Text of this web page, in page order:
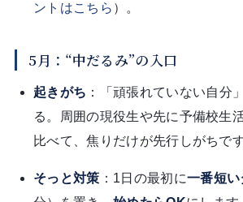
ントはこちら ）。
5月：“中だるみ”の入口
起きがち ：「頑張れていない自分
る。周囲の現役生や先に予備校生
比べて、焦りだけが先行しがちです
そっと対策 ：1日の最初に一番短い